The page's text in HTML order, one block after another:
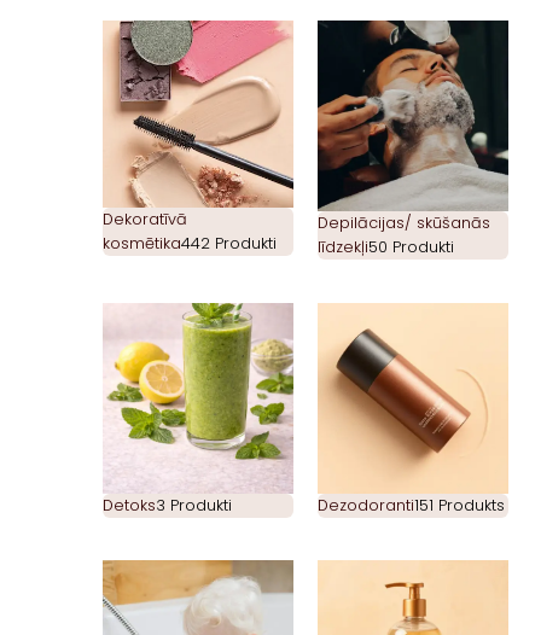
Dekoratīvā
kosmētika442 Produkti
Depilācijas/ skūšanās
līdzekļi50 Produkti
Detoks3 Produkti Dezodoranti151 Produkts